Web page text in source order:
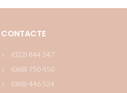
CONTACTE
(022) 844 547
(068) 750 450
(068) 446 524